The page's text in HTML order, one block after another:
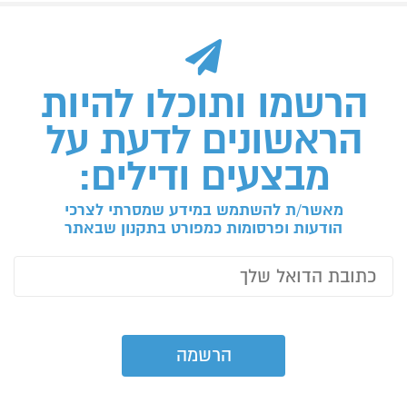
הרשמו ותוכלו להיות
הראשונים לדעת על
מבצעים ודילים:
מאשר/ת להשתמש במידע שמסרתי לצרכי
הודעות ופרסומות כמפורט בתקנון שבאתר